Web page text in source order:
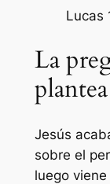
Lucas
La
plantea
Jesús
sobre el
luego